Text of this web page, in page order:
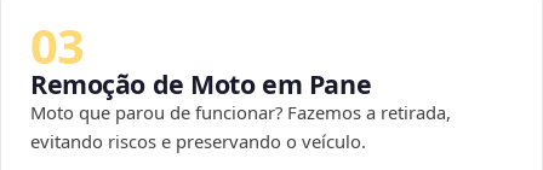
03
Remoção de Moto em Pane
Moto que parou de funcionar? Fazemos a retirada,
evitando riscos e preservando o veículo.